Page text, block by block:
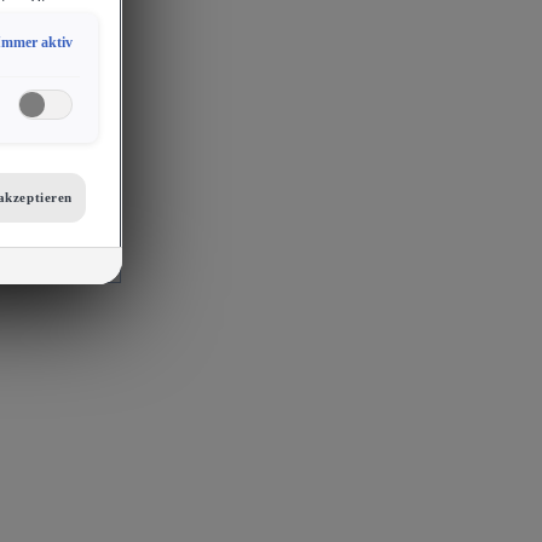
Hieraus
auch für
am
unsere
Porsche
aktiv